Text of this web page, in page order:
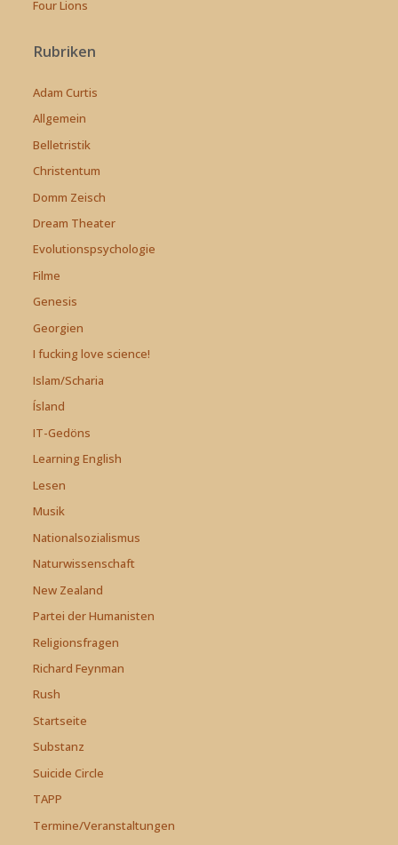
Four Lions
Rubriken
Adam Curtis
Allgemein
Belletristik
Christentum
Domm Zeisch
Dream Theater
Evolutionspsychologie
Filme
Genesis
Georgien
I fucking love science!
Islam/Scharia
Ísland
IT-Gedöns
Learning English
Lesen
Musik
Nationalsozialismus
Naturwissenschaft
New Zealand
Partei der Humanisten
Religionsfragen
Richard Feynman
Rush
Startseite
Substanz
Suicide Circle
TAPP
Termine/Veranstaltungen